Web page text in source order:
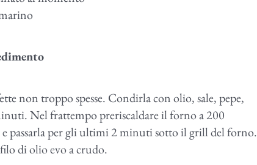
non troppo spesse. Condirla con olio, sale, pepe,
Nel frattempo preriscaldare il forno a 200
passarla per gli ultimi 2 minuti sotto il grill del forno.
di olio evo a crudo.